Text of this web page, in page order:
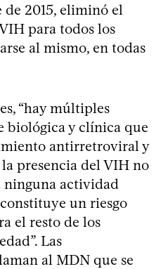
2015, eliminó el
para todos los
al mismo, en todas
“hay múltiples
biológica y clínica que
antirretroviral y
presencia del VIH no
ninguna actividad
un riesgo
el resto de los
Las
al MDN que se